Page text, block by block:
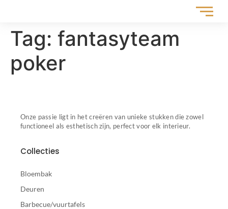
Tag: fantasyteam
poker
Onze passie ligt in het creëren van unieke stukken die zowel
functioneel als esthetisch zijn, perfect voor elk interieur.
Collecties
Bloembak
Deuren
Barbecue/vuurtafels